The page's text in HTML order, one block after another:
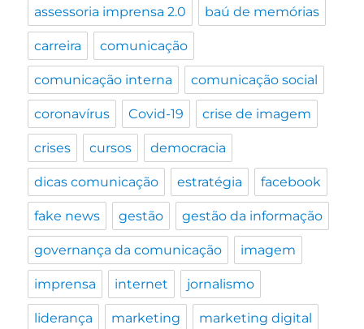
assessoria imprensa 2.0 baú de memórias
carreira comunicação
comunicação interna comunicação social
coronavírus Covid-19 crise de imagem
crises cursos democracia
dicas comunicação estratégia facebook
fake news gestão gestão da informação
governança da comunicação imagem
imprensa internet jornalismo
liderança marketing marketing digital